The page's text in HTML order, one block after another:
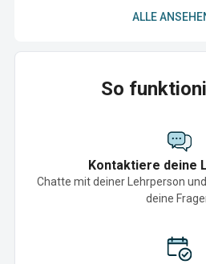
ALLE
So
Kontaktiere deine
Chatte mit deiner Lehrperson
deine